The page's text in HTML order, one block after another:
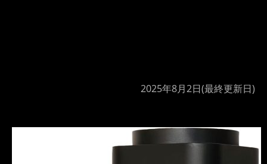
2025年8月2日(最終更新日)